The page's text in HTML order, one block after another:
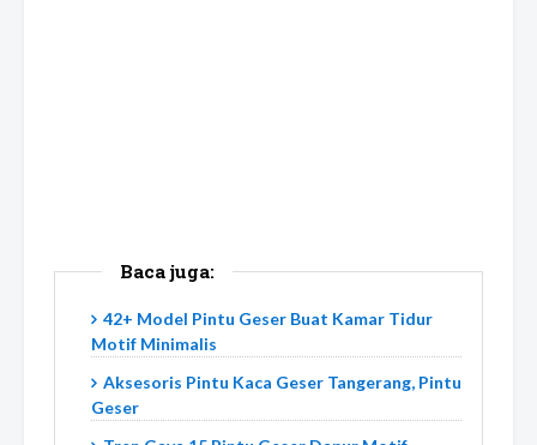
Baca juga:
42+ Model Pintu Geser Buat Kamar Tidur
Motif Minimalis
Aksesoris Pintu Kaca Geser Tangerang, Pintu
Geser